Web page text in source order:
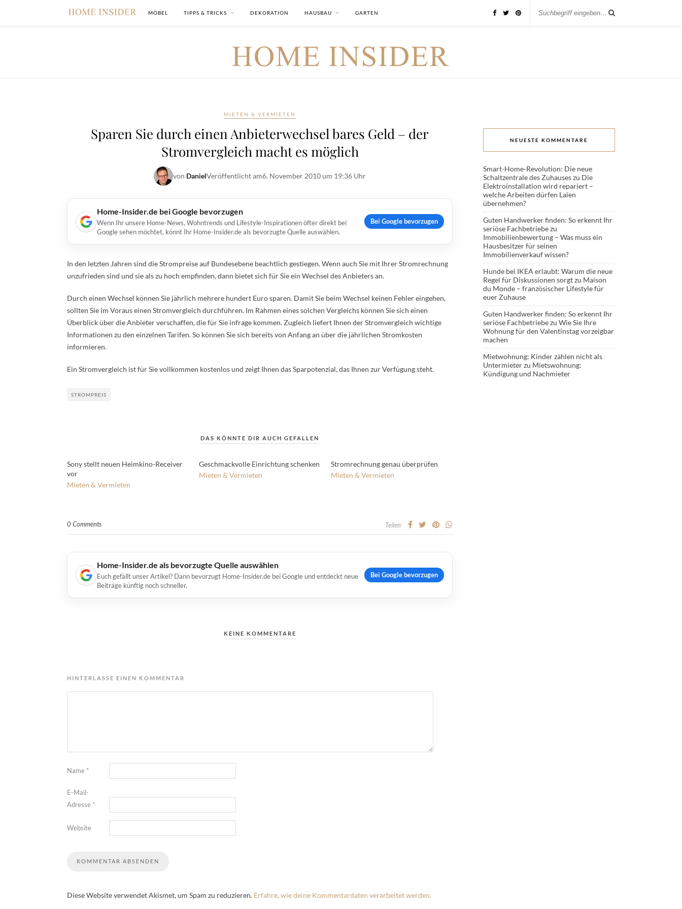
MÖBEL TIPPS & TRICKS DEKORATION HAUSBAU GARTEN
MIETEN & VERMIETEN
Sparen Sie durch einen Anbieterwechsel bares Geld – der
Stromvergleich macht es möglich
von DanielVeröffentlicht am6. November 2010 um 19:36 Uhr
Home-Insider.de bei Google bevorzugen
Wenn Ihr unsere Home-News, Wohntrends und Lifestyle-Inspirationen öfter direkt bei
Google sehen möchtet, könnt Ihr Home-Insider.de als bevorzugte Quelle auswählen.
Bei Google bevorzugen
In den letzten Jahren sind die Strompreise auf Bundesebene beachtlich gestiegen. Wenn auch Sie mit Ihrer Stromrechnung
unzufrieden sind und sie als zu hoch empfinden, dann bietet sich für Sie ein Wechsel des Anbieters an.
Durch einen Wechsel können Sie jährlich mehrere hundert Euro sparen. Damit Sie beim Wechsel keinen Fehler eingehen,
sollten Sie im Voraus einen Stromvergleich durchführen. Im Rahmen eines solchen Vergleichs können Sie sich einen
Überblick über die Anbieter verschaffen, die für Sie infrage kommen. Zugleich liefert Ihnen der Stromvergleich wichtige
Informationen zu den einzelnen Tarifen. So können Sie sich bereits von Anfang an über die jährlichen Stromkosten
informieren.
Ein Stromvergleich ist für Sie vollkommen kostenlos und zeigt Ihnen das Sparpotenzial, das Ihnen zur Verfügung steht.
STROMPREIS
DAS KÖNNTE DIR AUCH GEFALLEN
Sony stellt neuen Heimkino-Receiver
vor
Mieten & Vermieten
Geschmackvolle Einrichtung schenken
Mieten & Vermieten
Stromrechnung genau überprüfen
Mieten & Vermieten
0 Comments Teilen
Home-Insider.de als bevorzugte Quelle auswählen
Euch gefällt unser Artikel? Dann bevorzugt Home-Insider.de bei Google und entdeckt neue
Beiträge künftig noch schneller.
Bei Google bevorzugen
KEINE KOMMENTARE
HINTERLASSE EINEN KOMMENTAR
Name *
E-Mail-
Adresse *
Website
Diese Website verwendet Akismet, um Spam zu reduzieren. Erfahre, wie deine Kommentardaten verarbeitet werden.
NEUESTE KOMMENTARE
Smart-Home-Revolution: Die neue
Schaltzentrale des Zuhauseszu Die
Elektroinstallation wird repariert –
welche Arbeiten dürfen Laien
übernehmen?
Guten Handwerker finden: So erkennt Ihr
seriöse Fachbetriebezu
Immobilienbewertung – Was muss ein
Hausbesitzer für seinen
Immobilienverkauf wissen?
Hunde bei IKEA erlaubt: Warum die neue
Regel für Diskussionen sorgtzu Maison
du Monde – französischer Lifestyle für
euer Zuhause
Guten Handwerker finden: So erkennt Ihr
seriöse Fachbetriebezu Wie Sie Ihre
Wohnung für den Valentinstag vorzeigbar
machen
Mietwohnung: Kinder zählen nicht als
Untermieterzu Mietswohnung:
Kündigung und Nachmieter